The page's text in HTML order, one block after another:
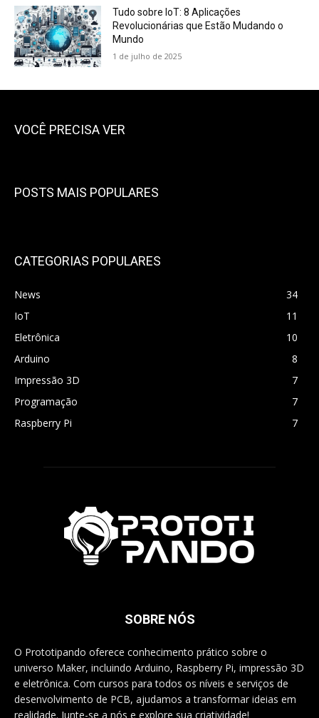
Tudo sobre IoT: 8 Aplicações
Revolucionárias que Estão Mudando o
Mundo
1 de julho de 2025
VOCÊ PRECISA VER
POSTS MAIS POPULARES
CATEGORIAS POPULARES
News
34
IoT
11
Eletrônica
10
Arduino
8
Impressão 3D
7
Programação
7
Raspberry Pi
7
SOBRE NÓS
O Prototipando oferece conhecimento prático sobre o
universo Maker, incluindo Arduino, Raspberry Pi, impressão 3D
e eletrônica. Com cursos para todos os níveis e serviços de
desenvolvimento de PCB, ajudamos a transformar ideias em
realidade. Junte-se a nós e explore sua criatividade!